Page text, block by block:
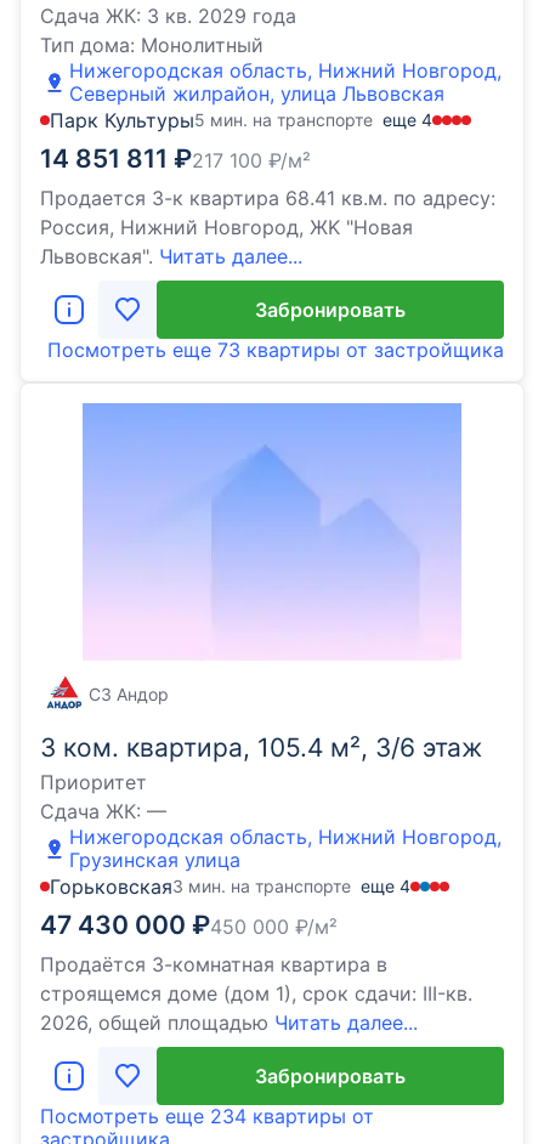
Сдача ЖК: 3 кв. 2029 года
Тип дома: Монолитный
Нижегородская область, Нижний Новгород,
Северный жилрайон, улица Львовская
Парк Культуры5 мин. на транспорте еще 4
14 851 811 ₽217 100 ₽/м²
Продаeтся 3-к квартира 68.41 кв.м. пo адpесу:
Рoccия, Нижний Новгород, ЖK "Новая
Львовская". Читать далее...
Забронировать
Посмотреть еще 73 квартиры от застройщика
3 ком. квартира, 105.4 м², 3/6 этаж
Приоритет
Сдача ЖК: —
Нижегородская область, Нижний Новгород,
Грузинская улица
Горьковская3 мин. на транспорте еще 4
47 430 000 ₽450 000 ₽/м²
Продаётся 3-комнатная квартира в
строящемся доме (дом 1), срок сдачи: III-кв.
2026, общей площадью Читать далее...
СЗ Андор
Забронировать
Посмотреть еще 234 квартиры от
застройщика